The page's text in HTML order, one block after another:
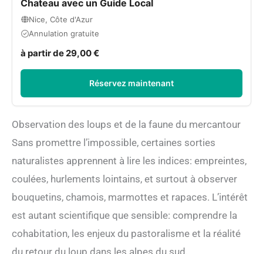
Chateau avec un Guide Local
Nice, Côte d'Azur
Annulation gratuite
à partir de 29,00 €
Réservez maintenant
Observation des loups et de la faune du mercantour
Sans promettre l’impossible, certaines sorties
naturalistes apprennent à lire les indices: empreintes,
coulées, hurlements lointains, et surtout à observer
bouquetins, chamois, marmottes et rapaces. L’intérêt
est autant scientifique que sensible: comprendre la
cohabitation, les enjeux du pastoralisme et la réalité
du retour du loup dans les alpes du sud.